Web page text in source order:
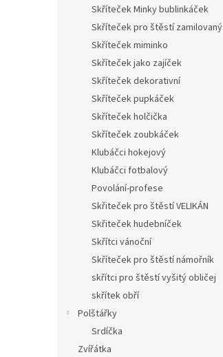
Skříteček Minky bublinkáček
Skříteček pro štěstí zamilovaný
Skříteček miminko
Skříteček jako zajíček
Skříteček dekorativní
Skříteček pupkáček
Skříteček holčička
Skříteček zoubkáček
Klubáčci hokejový
Klubáčci fotbalový
Povolání-profese
Skřiteček pro štěstí VELIKÁN
Skřiteček hudebníček
Skřítci vánoční
Skříteček pro štěstí námořník
skřítci pro štěstí vyšitý obličej
skřítek obří
Polštářky
Srdíčka
Zvířátka